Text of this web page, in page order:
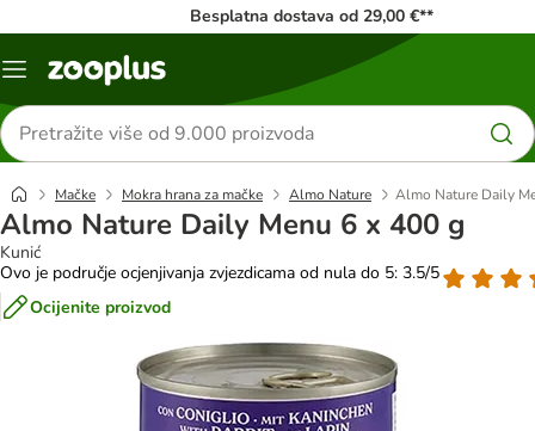
Besplatna dostava od 29,00 €**
Izbornik
Traži
proizvode
Mačke Mokra hrana za mačke Almo Nature Almo Nature Daily
Almo Nature Daily Menu 6 x 400 g
Kunić
Ovo je područje ocjenjivanja zvjezdicama od nula do 5: 3.5/5
Ocijenite proizvod